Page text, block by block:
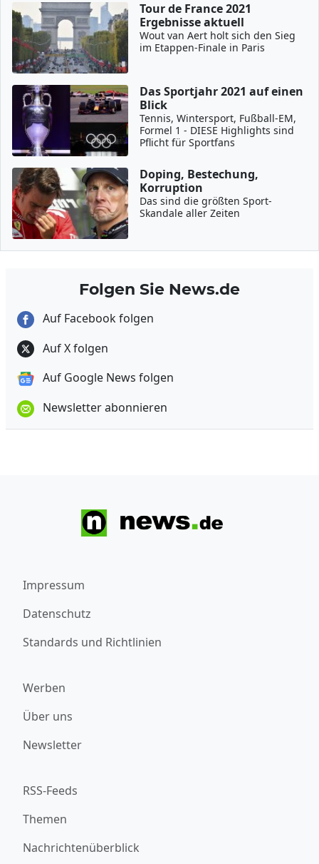
Tour de France 2021
Ergebnisse aktuell
Wout van Aert holt sich den Sieg
im Etappen-Finale in Paris
Das Sportjahr 2021 auf einen
Blick
Tennis, Wintersport, Fußball-EM,
Formel 1 - DIESE Highlights sind
Pflicht für Sportfans
Doping, Bestechung,
Korruption
Das sind die größten Sport-
Skandale aller Zeiten
Folgen Sie News.de
Auf Facebook folgen
Auf X folgen
Auf Google News folgen
Newsletter abonnieren
Impressum
Datenschutz
Standards und Richtlinien
Werben
Über uns
Newsletter
RSS-Feeds
Themen
Nachrichtenüberblick